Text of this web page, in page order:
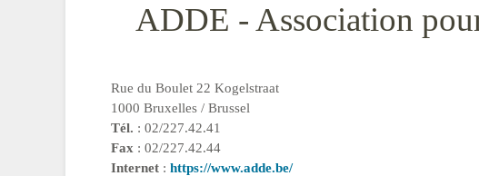
ADDE - Association
Rue du Boulet 22 Kogelstraat
1000 Bruxelles / Brussel
Tél. : 02/227.42.41
Fax : 02/227.42.44
Internet : https://www.adde.be/